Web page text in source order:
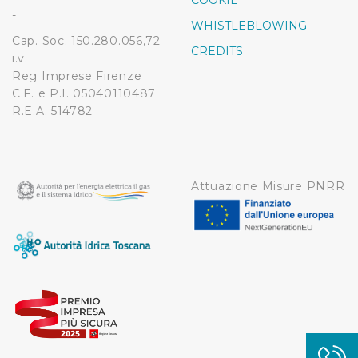
fruibile il sito web abilitandone funzionalità di base quali
la navigazione sulle pagine e l'accesso alle aree
traffico sul nostro sito web, per personalizzare
contenuti ed annunci e per fornire funzionalità dei social
media, condividendo informazioni sul modo in cui
l’Utente utilizza il nostro sito con i nostri partner. Tali
soggetti, che si occupano di analisi dei dati web,
informazioni ricevute con altre informazioni che l’Utente
ha fornito loro o che hanno raccolto dal suo utilizzo dei
loro servizi.
-
Cap. Soc. 150.280.056,72
i.v.
Reg Imprese Firenze
C.F. e P.I. 05040110487
R.E.A. 514782
WHISTLEBLOWING
CREDITS
Attuazione Misure PNRR